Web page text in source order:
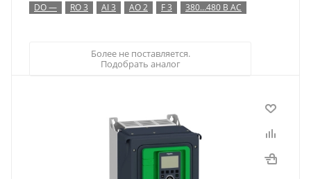
DO —
RO 3 AI 3 AO 2 F 3 380…480 В AC
Более не поставляется.
Подобрать аналог